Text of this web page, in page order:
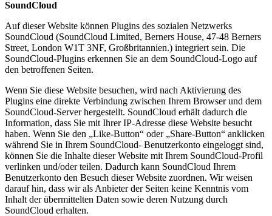
SoundCloud
Auf dieser Website können Plugins des sozialen Netzwerks
SoundCloud (SoundCloud Limited, Berners House, 47-48 Berners
Street, London W1T 3NF, Großbritannien.) integriert sein. Die
SoundCloud-Plugins erkennen Sie an dem SoundCloud-Logo auf
den betroffenen Seiten.
Wenn Sie diese Website besuchen, wird nach Aktivierung des
Plugins eine direkte Verbindung zwischen Ihrem Browser und dem
SoundCloud-Server hergestellt. SoundCloud erhält dadurch die
Information, dass Sie mit Ihrer IP-Adresse diese Website besucht
haben. Wenn Sie den „Like-Button“ oder „Share-Button“ anklicken
während Sie in Ihrem SoundCloud- Benutzerkonto eingeloggt sind,
können Sie die Inhalte dieser Website mit Ihrem SoundCloud-Profil
verlinken und/oder teilen. Dadurch kann SoundCloud Ihrem
Benutzerkonto den Besuch dieser Website zuordnen. Wir weisen
darauf hin, dass wir als Anbieter der Seiten keine Kenntnis vom
Inhalt der übermittelten Daten sowie deren Nutzung durch
SoundCloud erhalten.